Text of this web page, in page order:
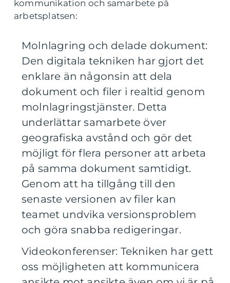
kommunikation och samarbete på
arbetsplatsen:
Molnlagring och delade dokument:
Den digitala tekniken har gjort det
enklare än någonsin att dela
dokument och filer i realtid genom
molnlagringstjänster. Detta
underlättar samarbete över
geografiska avstånd och gör det
möjligt för flera personer att arbeta
på samma dokument samtidigt.
Genom att ha tillgång till den
senaste versionen av filer kan
teamet undvika versionsproblem
och göra snabba redigeringar.
Videokonferenser: Tekniken har gett
oss möjligheten att kommunicera